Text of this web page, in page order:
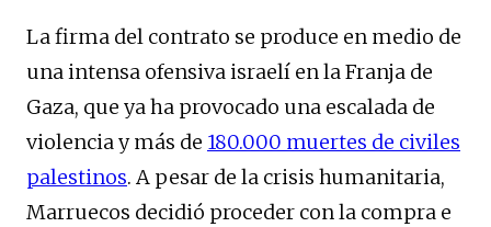
La firma del contrato se produce en medio de
una intensa ofensiva israelí en la Franja de
Gaza, que ya ha provocado una escalada de
violencia y más de 180.000 muertes de civiles
palestinos. A pesar de la crisis humanitaria,
Marruecos decidió proceder con la compra e